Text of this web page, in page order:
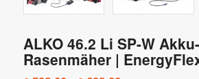
ALKO 46.2 Li SP-W Akku-
Rasenmäher |